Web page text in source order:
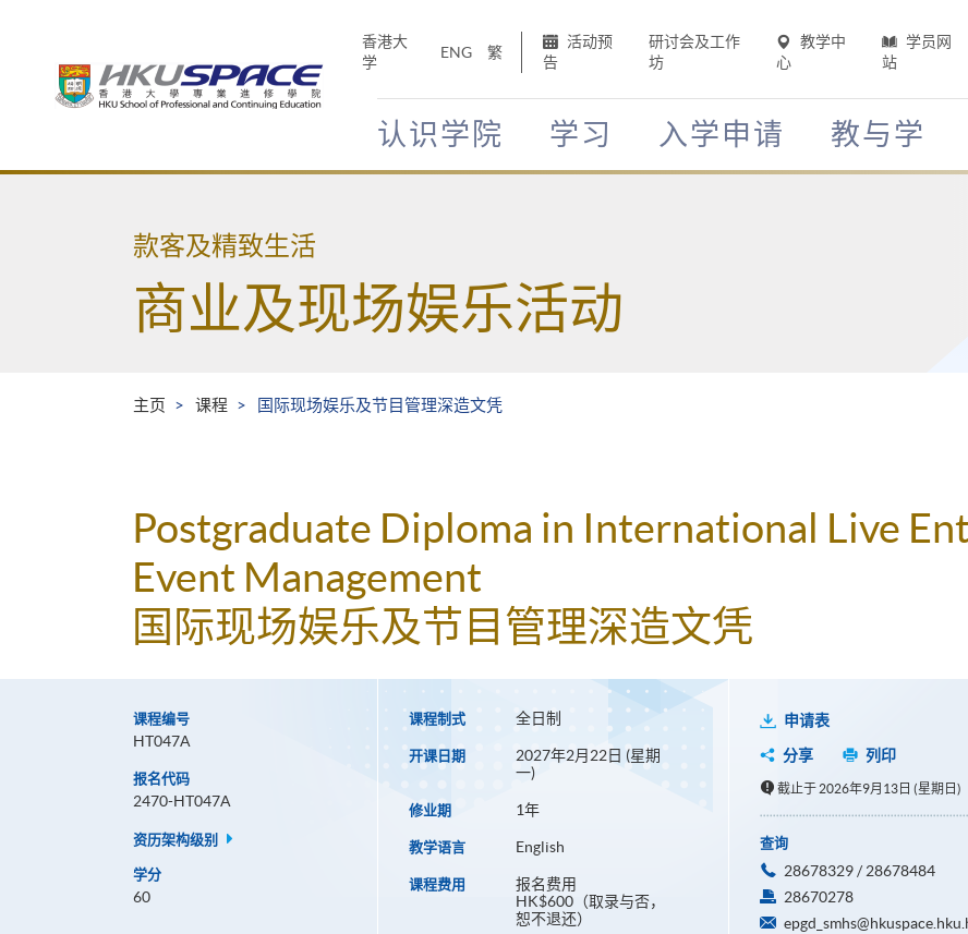
香港大
学
ENG 繁
活动预
告
研讨会及工作
坊
教学中
心
学员网
站
认识学院 学习 入学申请 教与学
Main
款客及精致生活
商业及现场娱乐活动
主页 课程 国际现场娱乐及节目管理深造文凭
Postgraduate Diploma in International Live
Event Management
国际现场娱乐及节目管理深造文凭
课程编号
HT047A
报名代码
2470-HT047A
资历架构级别
学分
60
课程制式 全日制
开课日期
2027年2月22日 (星期
一)
修业期 1年
教学语言 English
课程费用
报名费用
HK$600（取录与否，
恕不退还）
申请表
分享
列印
截止于 2026年9月13日 (星期日)
查询
28678329 / 28678484
28670278